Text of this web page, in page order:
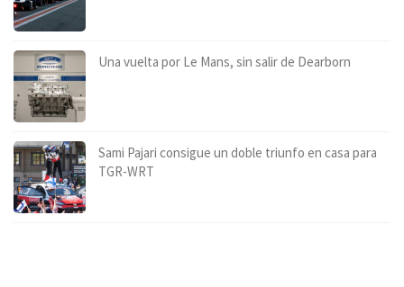
Una vuelta por Le Mans, sin salir de Dearborn
Sami Pajari consigue un doble triunfo en casa para
TGR-WRT